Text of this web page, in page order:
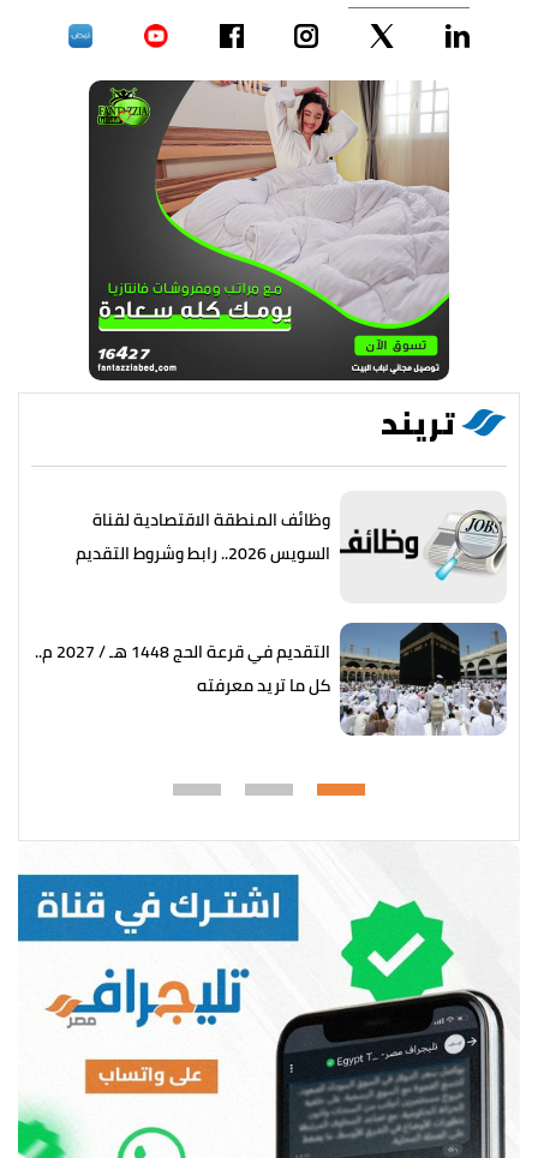
تريند
وظائف المنطقة الاقتصادية لقناة
السويس 2026.. رابط وشروط التقديم
التقديم في قرعة الحج 1448 هـ / 2027 م..
كل ما تريد معرفته